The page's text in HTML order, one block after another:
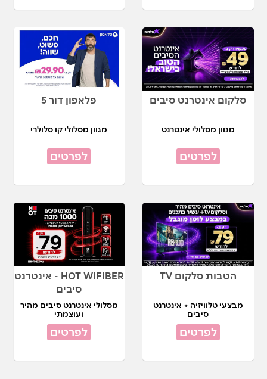
סלקום אינטרנט סיבים
מגוון מסלולי אינטרנט
לפרטים
פלאפון דור 5
מגוון מסלולי קו סלולרי
לפרטים
הטבות סלקום TV
מבצעי טלוויזיה + אינטרנט
סיבים
לפרטים
HOT WIFIBER - אינטרנט
סיבים
מסלולי אינטרנט סיבים מהיר
ועוצמתי
לפרטים